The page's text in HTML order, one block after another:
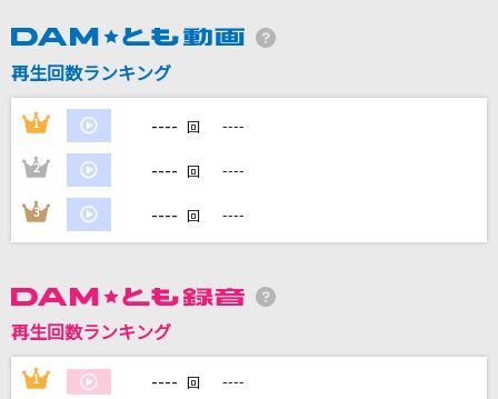
B'z
烏(ビデオクリップバージョン)
米津玄師
[生音]ZERO
B'z
Da-iCE
青春病
藤井 風
再生回数ランキング
1 ---- 回 ----
2 ---- 回 ----
3 ---- 回 ----
再生回数ランキング
1 ---- 回 ----